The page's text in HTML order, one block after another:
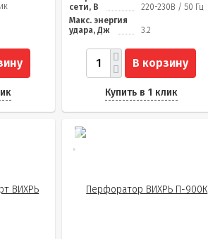
сети, В
220-230В / 50 Гц
Макс. энергия
удара, Дж
3.2
В корзину
Купить в 1 клик